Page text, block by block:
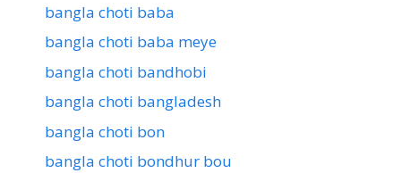
bangla choti baba
bangla choti baba meye
bangla choti bandhobi
bangla choti bangladesh
bangla choti bon
bangla choti bondhur bou